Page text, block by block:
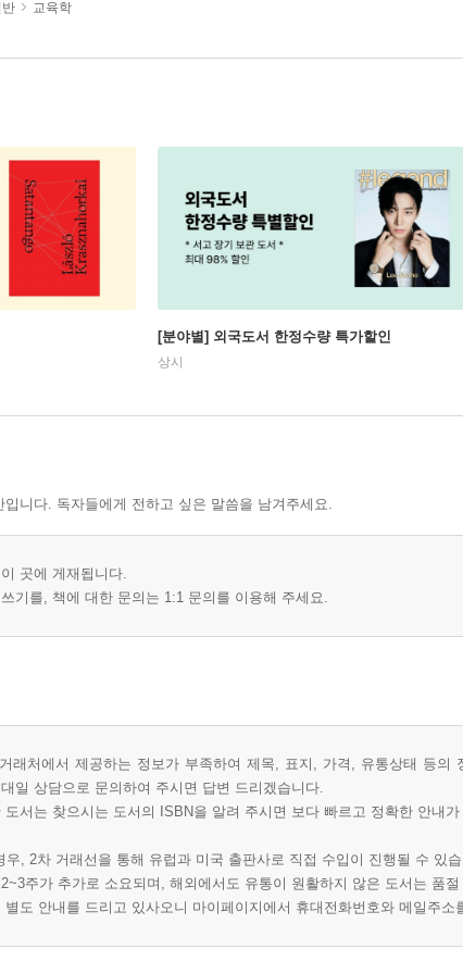
반 교육학
[분야별] 외국도서 한정수량 특가할인
상시
니다. 독자들에게 전하고 싶은 말씀을 남겨주세요.
곳에 게재됩니다.
기를, 책에 대한 문의는 1:1 문의를 이용해 주세요.
래처에서 제공하는 정보가 부족하여 제목, 표지, 가격, 유통상태 등의
일 상담으로 문의하여 주시면 답변 드리겠습니다.
서는 찾으시는 도서의 ISBN을 알려 주시면 보다 빠르고 정확한 안내
우, 2차 거래선을 통해 유럽과 미국 출판사로 직접 수입이 진행될 수 있
주가 추가로 소요되며, 해외에서도 유통이 원활하지 않은 도서는 품
도 안내를 드리고 있사오니 마이페이지에서 휴대전화번호와 메일주소